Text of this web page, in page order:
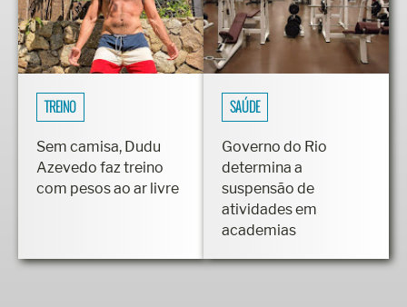
TREINO
Sem camisa, Dudu
Azevedo faz treino
com pesos ao ar livre
SAÚDE
Governo do Rio
determina a
suspensão de
atividades em
academias